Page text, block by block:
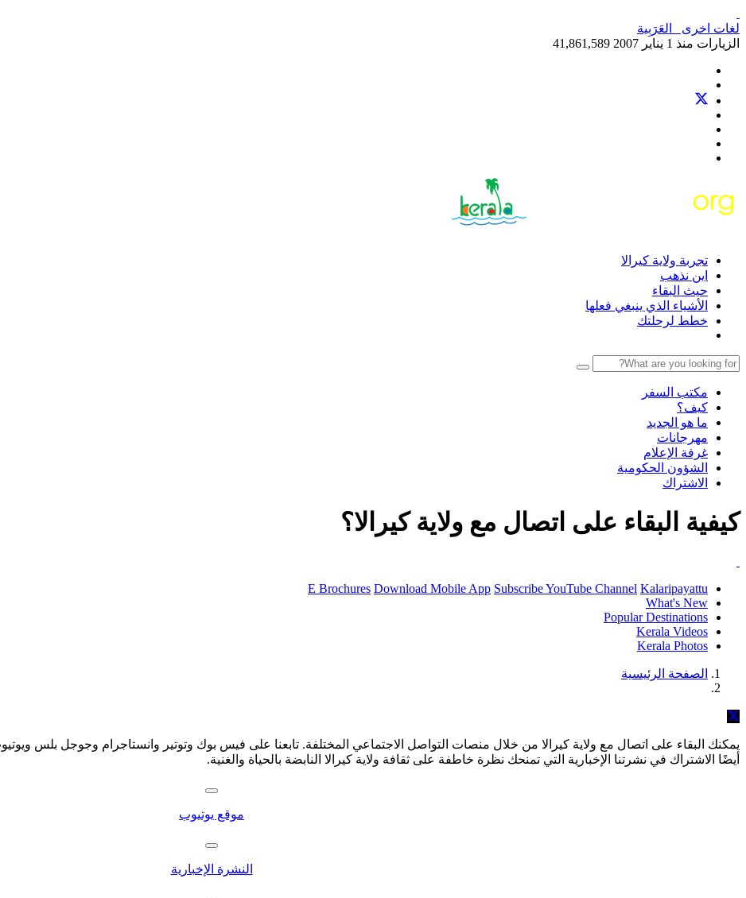
لغات اخرى
العَرَبِية‎
الزيارات منذ 1 يناير 2007
41,861,589
تجربة ولاية كيرالا
اين نذهب
حيث البقاء
الأشياء الذي ينبغي فعلها
خطط لرحلتك
مكتب السفر
كيف؟
ما هو الجديد
مهرجانات
غرفة الإعلام
الشؤون الحكومية
الاشتراك
كيفية البقاء على اتصال مع ولاية كيرالا؟
E Brochures Download Mobile App Subscribe YouTube Channel Kalaripayattu
What's New
Popular Destinations
Kerala Videos
Kerala Photos
الصفحة الرئيسية
يمكنك البقاء على اتصال مع ولاية كيرالا من خلال منصات التواصل الاجتماعي المختلفة. تابعنا على فيس بوك وتوتير وانستاجرام وجوجل بلس
أيضًا الاشتراك في نشرتنا الإخبارية التي تمنحك نظرة خاطفة على ثقافة ولاية كيرالا النابضة بالحياة والغنية.
موقع يوتيوب
النشرة الإخبارية